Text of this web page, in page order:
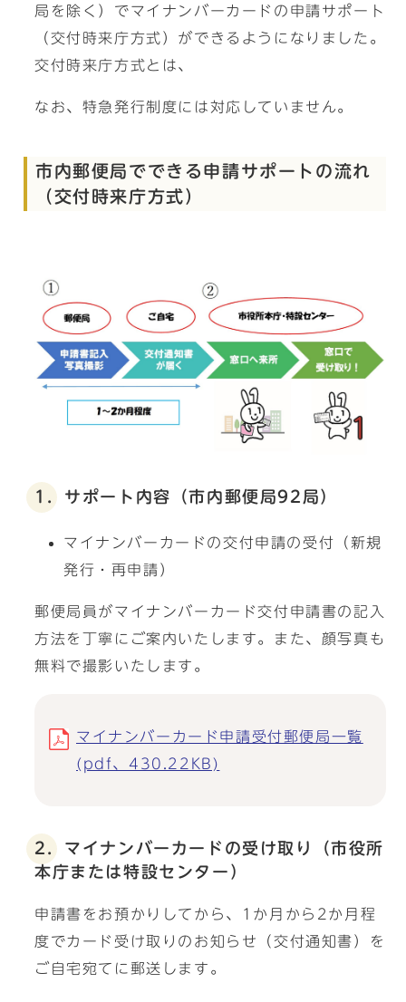
局を除く）でマイナンバーカードの申請サポート
（交付時来庁方式）ができるようになりました。
交付時来庁方式とは、
なお、特急発行制度には対応していません。
市内郵便局でできる申請サポートの流れ
（交付時来庁方式）
1．サポート内容（市内郵便局92局）
マイナンバーカードの交付申請の受付（新規
発行・再申請）
郵便局員がマイナンバーカード交付申請書の記入
方法を丁寧にご案内いたします。また、顔写真も
無料で撮影いたします。
マイナンバーカード申請受付郵便局一覧
(pdf、430.22KB)
2．マイナンバーカードの受け取り（市役所
本庁または特設センター）
申請書をお預かりしてから、1か月から2か月程
度でカード受け取りのお知らせ（交付通知書）を
ご自宅宛てに郵送します。